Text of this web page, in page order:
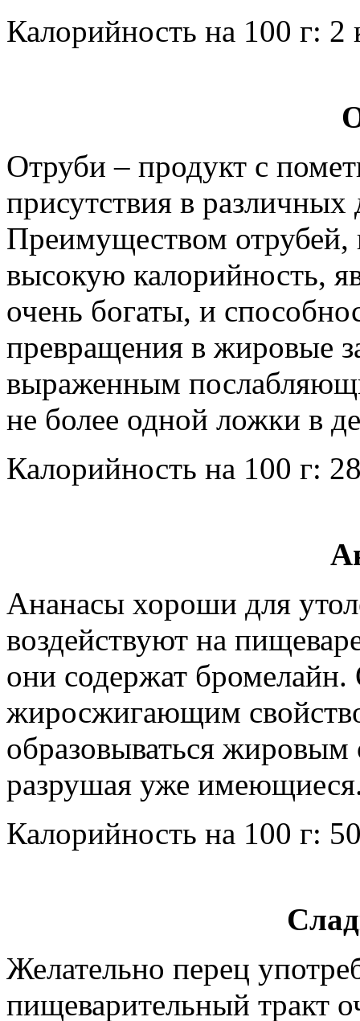
Калорийность на 100 г: 2
Отруби – продукт с
присутствия в
Преимуществом отрубей,
высокую калорийность,
очень богаты, и
превращения в жировые
выраженным
не более одной ложки в
Калорийность на 100 г:
Ананасы хороши для
воздействуют на
они содержат бромелайн.
жиросжигающим
образовываться
разрушая уже
Калорийность на 100 г:
Желательно перец
пищеварительный тракт